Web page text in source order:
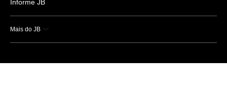
Informe JB
Mais do JB
Esportes